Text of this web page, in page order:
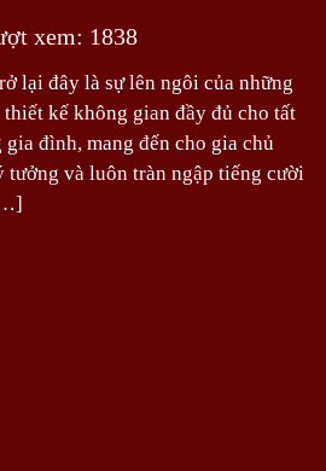
xem: 1838
lại đây là sự lên ngôi của những
kế không gian đầy đủ cho tất
đình, mang đến cho gia chủ
tưởng và luôn tràn ngập tiếng cười